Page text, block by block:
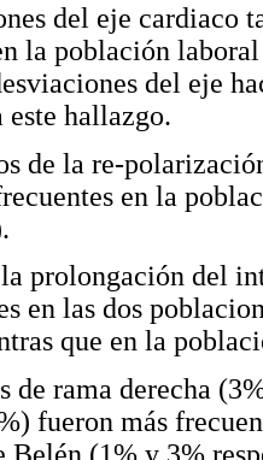
del eje cardiaco
la población
del eje
hallazgo.
de la re-
en la
prolongación del
en las dos
que en la
de rama derecha
fueron más
Belén (1% y 3%